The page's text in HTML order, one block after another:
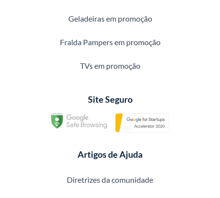
Geladeiras em promoção
Fralda Pampers em promoção
TVs em promoção
Site Seguro
Artigos de Ajuda
Diretrizes da comunidade